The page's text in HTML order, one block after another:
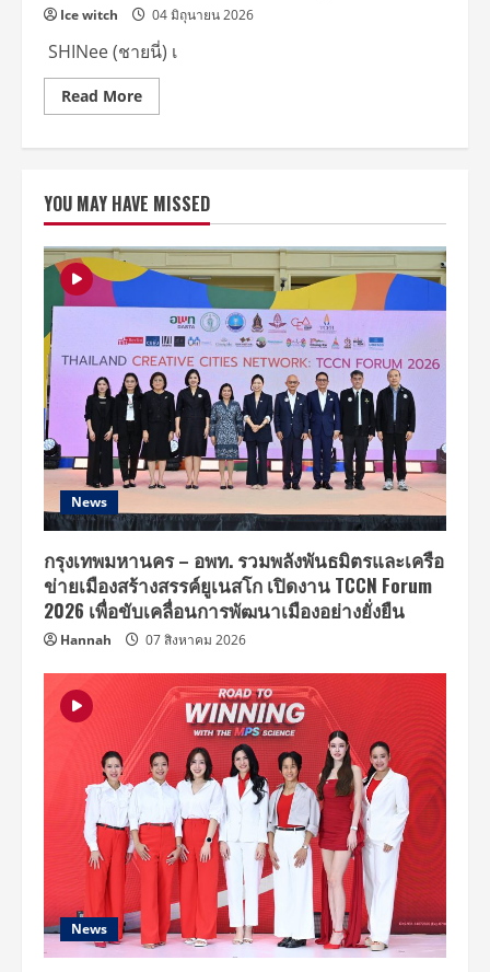
Ice witch 04 มิถุนายน 2026
SHINee (ชายนี่) เ
Read MoreRead
more
มิ
นิ
อัลบั้ม
ชุด
ที่
6
(แอ
ตโมส)
เผย
โลก
ดนตรี
ที่
‘เป็น
เอกลักษณ์
ของ
SHINee
ที่สุด’
!
พร้อม
ทะยาน
ขึ้น
1
บน
ชาร์ต
เพลง
16
ภูมิภาค
ทั่ว
YOU MAY HAVE MISSED
News
กรุงเทพมหานคร – อพท. รวมพลังพันธมิตรและเครือ
ข่ายเมืองสร้างสรรค์ยูเนสโก เปิดงาน TCCN Forum
2026 เพื่อขับเคลื่อนการพัฒนาเมืองอย่างยั่งยืน
Hannah 07 สิงหาคม 2026
News